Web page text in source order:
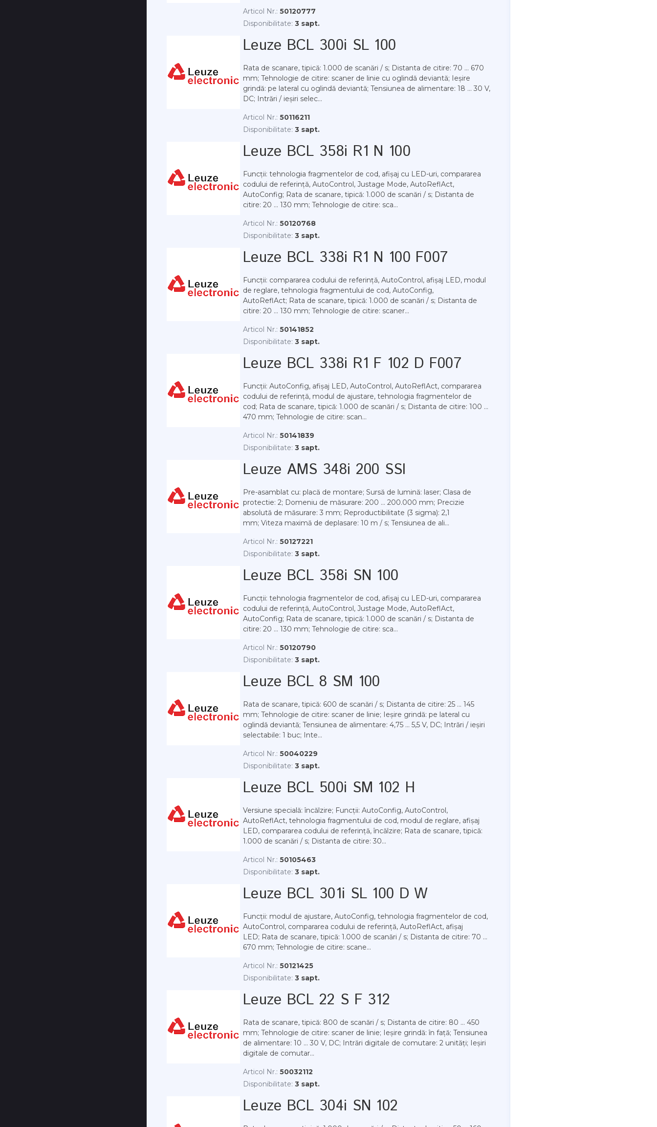
Articol Nr.: 50120777
Disponibilitate: 3 sapt.
Leuze BCL 300i SL 100
Rata de scanare, tipică: 1.000 de scanări / s; Distanta de citire: 70 ... 670
mm; Tehnologie de citire: scaner de linie cu oglindă deviantă; Ieșire
grindă: pe lateral cu oglindă deviantă; Tensiunea de alimentare: 18 ... 30 V,
DC; Intrări / ieșiri selec...
Articol Nr.: 50116211
Disponibilitate: 3 sapt.
Leuze BCL 358i R1 N 100
Funcții: tehnologia fragmentelor de cod, afișaj cu LED-uri, compararea
codului de referință, AutoControl, Justage Mode, AutoReflAct,
AutoConfig; Rata de scanare, tipică: 1.000 de scanări / s; Distanta de
citire: 20 ... 130 mm; Tehnologie de citire: sca...
Articol Nr.: 50120768
Disponibilitate: 3 sapt.
Leuze BCL 338i R1 N 100 F007
Funcții: compararea codului de referință, AutoControl, afișaj LED, modul
de reglare, tehnologia fragmentului de cod, AutoConfig,
AutoReflAct; Rata de scanare, tipică: 1.000 de scanări / s; Distanta de
citire: 20 ... 130 mm; Tehnologie de citire: scaner...
Articol Nr.: 50141852
Disponibilitate: 3 sapt.
Leuze BCL 338i R1 F 102 D F007
Funcții: AutoConfig, afișaj LED, AutoControl, AutoReflAct, compararea
codului de referință, modul de ajustare, tehnologia fragmentelor de
cod; Rata de scanare, tipică: 1.000 de scanări / s; Distanta de citire: 100 ...
470 mm; Tehnologie de citire: scan...
Articol Nr.: 50141839
Disponibilitate: 3 sapt.
Leuze AMS 348i 200 SSI
Pre-asamblat cu: placă de montare; Sursă de lumină: laser; Clasa de
protectie: 2; Domeniu de măsurare: 200 ... 200.000 mm; Precizie
absolută de măsurare: 3 mm; Reproductibilitate (3 sigma): 2,1
mm; Viteza maximă de deplasare: 10 m / s; Tensiunea de ali...
Articol Nr.: 50127221
Disponibilitate: 3 sapt.
Leuze BCL 358i SN 100
Funcții: tehnologia fragmentelor de cod, afișaj cu LED-uri, compararea
codului de referință, AutoControl, Justage Mode, AutoReflAct,
AutoConfig; Rata de scanare, tipică: 1.000 de scanări / s; Distanta de
citire: 20 ... 130 mm; Tehnologie de citire: sca...
Articol Nr.: 50120790
Disponibilitate: 3 sapt.
Leuze BCL 8 SM 100
Rata de scanare, tipică: 600 de scanări / s; Distanta de citire: 25 ... 145
mm; Tehnologie de citire: scaner de linie; Ieșire grindă: pe lateral cu
oglindă deviantă; Tensiunea de alimentare: 4,75 ... 5,5 V, DC; Intrări / ieșiri
selectabile: 1 buc; Inte...
Articol Nr.: 50040229
Disponibilitate: 3 sapt.
Leuze BCL 500i SM 102 H
Versiune specială: încălzire; Funcții: AutoConfig, AutoControl,
AutoReflAct, tehnologia fragmentului de cod, modul de reglare, afișaj
LED, compararea codului de referință, încălzire; Rata de scanare, tipică:
1.000 de scanări / s; Distanta de citire: 30...
Articol Nr.: 50105463
Disponibilitate: 3 sapt.
Leuze BCL 301i SL 100 D W
Funcții: modul de ajustare, AutoConfig, tehnologia fragmentelor de cod,
AutoControl, compararea codului de referință, AutoReflAct, afișaj
LED; Rata de scanare, tipică: 1.000 de scanări / s; Distanta de citire: 70 ...
670 mm; Tehnologie de citire: scane...
Articol Nr.: 50121425
Disponibilitate: 3 sapt.
Leuze BCL 22 S F 312
Rata de scanare, tipică: 800 de scanări / s; Distanta de citire: 80 ... 450
mm; Tehnologie de citire: scaner de linie; Ieșire grindă: în față; Tensiunea
de alimentare: 10 ... 30 V, DC; Intrări digitale de comutare: 2 unități; Ieșiri
digitale de comutar...
Articol Nr.: 50032112
Disponibilitate: 3 sapt.
Leuze BCL 304i SN 102